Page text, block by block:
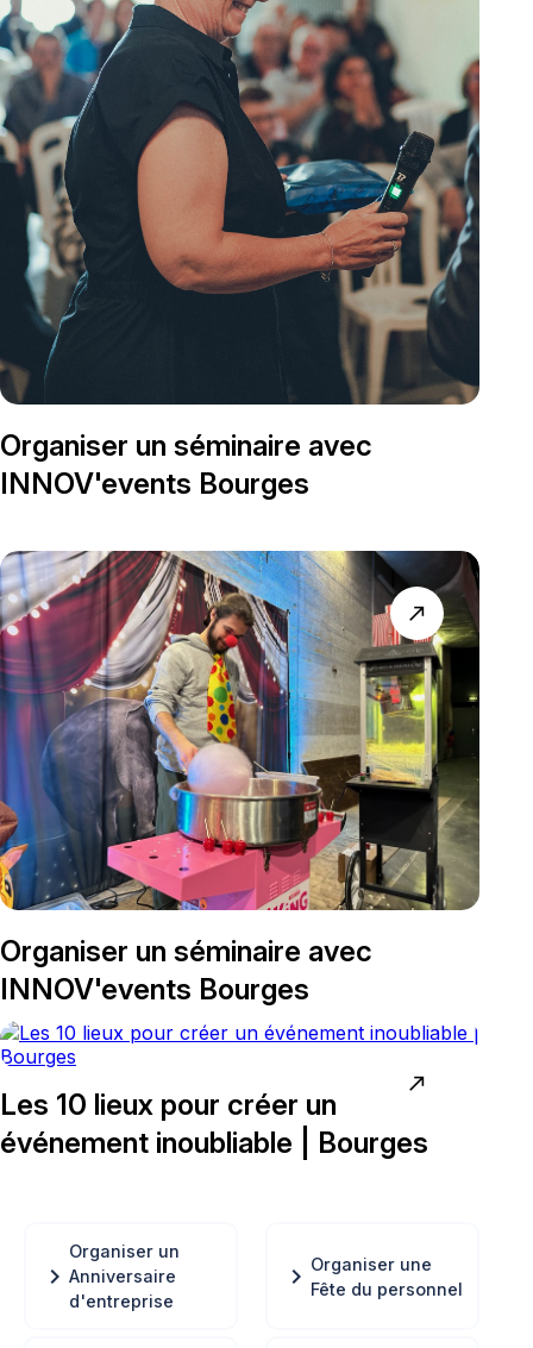
Organiser un séminaire avec
INNOV'events Bourges
Organiser un séminaire avec
INNOV'events Bourges
north_east
Les 10 lieux pour créer un
événement inoubliable | Bourges
north_east
chevron_right
Organiser un
Anniversaire
d'entreprise
chevron_right Organiser une
Fête du personnel